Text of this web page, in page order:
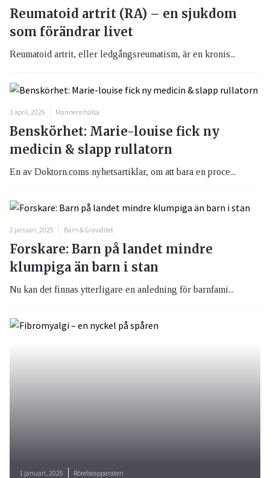
Reumatoid artrit (RA) – en sjukdom
som förändrar livet
Reumatoid artrit, eller ledgångsreumatism, är en kronis...
3 april, 2025 Mannens hälsa
Benskörhet: Marie-louise fick ny
medicin & slapp rullatorn
En av Doktorn.coms nyhetsartiklar, om att bara en proce...
2 januari, 2025 Barn & Graviditet
Forskare: Barn på landet mindre
klumpiga än barn i stan
Nu kan det finnas ytterligare en anledning för barnfami...
1 januari, 2025 Rörelseapparaten